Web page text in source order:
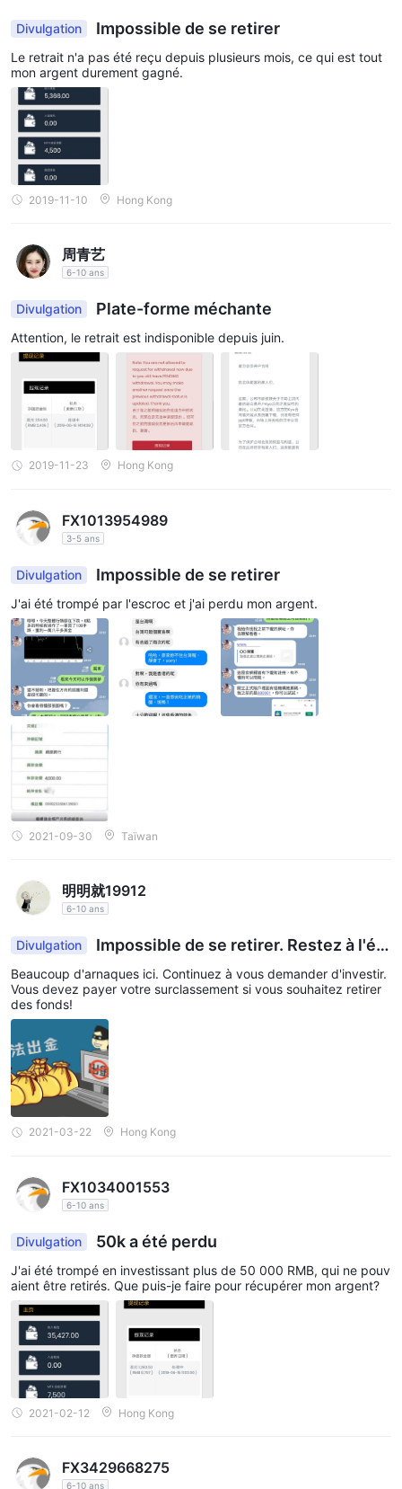
Divulgation Impossible de se retirer
Le retrait n'a pas été reçu depuis plusieurs mois, ce qui est tout
mon argent durement gagné.
2019-11-10 Hong Kong
周青艺
6-10 ans
Divulgation Plate-forme méchante
Attention, le retrait est indisponible depuis juin.
2019-11-23 Hong Kong
FX1013954989
3-5 ans
Divulgation Impossible de se retirer
J'ai été trompé par l'escroc et j'ai perdu mon argent.
2021-09-30 Taïwan
明明就19912
6-10 ans
Divulgation
Impossible de se retirer. Restez à l'éc
art de cela
Beaucoup d'arnaques ici. Continuez à vous demander d'investir.
Vous devez payer votre surclassement si vous souhaitez retirer
des fonds!
2021-03-22 Hong Kong
FX1034001553
6-10 ans
Divulgation 50k a été perdu
J'ai été trompé en investissant plus de 50 000 RMB, qui ne pouv
aient être retirés. Que puis-je faire pour récupérer mon argent?
2021-02-12 Hong Kong
FX3429668275
6-10 ans